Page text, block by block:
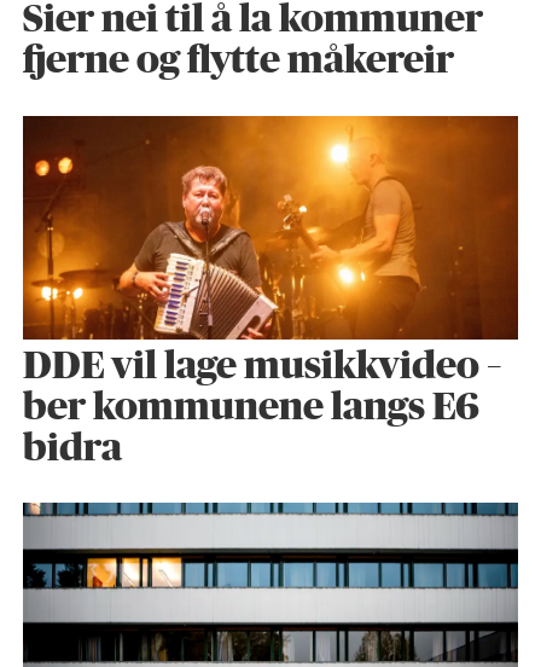
Sier nei til å la kommuner
fjerne og flytte måkereir
DDE vil lage musikkvideo –
ber kommunene langs E6
bidra